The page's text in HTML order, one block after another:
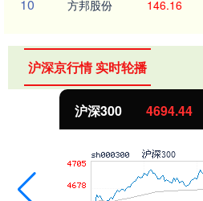
10 方邦股份 146.16
沪深京行情 实时轮播
北证50